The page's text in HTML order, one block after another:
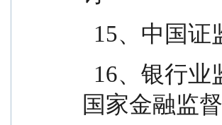
15、中国
国家金融监